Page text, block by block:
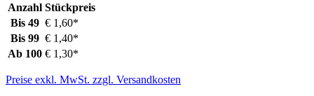
Anzahl Stückpreis
Bis 49 € 1,60*
Bis 99 € 1,40*
Ab 100 € 1,30*
Preise exkl. MwSt. zzgl. Versandkosten